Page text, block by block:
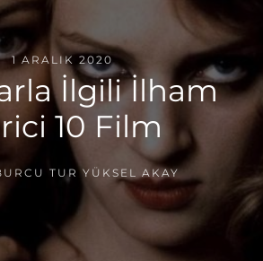
1 ARALIK 2020
İlgili İlham
10 Film
TUR YÜKSEL AKAY